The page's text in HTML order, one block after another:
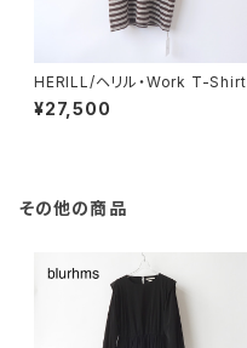
HERILL/ヘリル・Work T-Shirt
¥27,500
その他の商品